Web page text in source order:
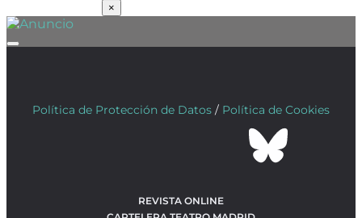
×
Política de Protección de Datos / Política de Cookies
REVISTA ONLINE